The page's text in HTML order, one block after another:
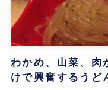
わかめ、山菜、肉
けで興奮するうど